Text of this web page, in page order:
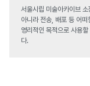
서울시립 미술아카이브
아니라 전송, 배포 등 어떠
영리적인 목적으로 사용
다.